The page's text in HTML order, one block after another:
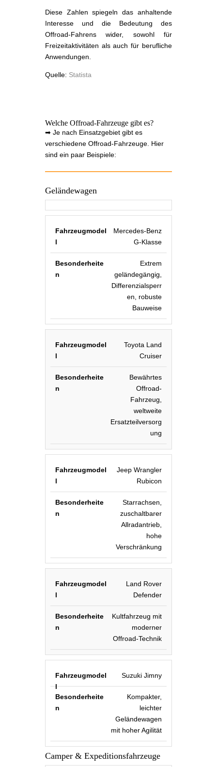
Diese Zahlen spiegeln das anhaltende
Interesse und die Bedeutung des
Offroad-Fahrens wider, sowohl für
Freizeitaktivitäten als auch für berufliche
Anwendungen.
Quelle: Statista
Welche Offroad-Fahrzeuge gibt es?
➡ Je nach Einsatzgebiet gibt es
verschiedene Offroad-Fahrzeuge. Hier
sind ein paar Beispiele:
Geländewagen
Mercedes-Benz
G-Klasse
Extrem
geländegängig,
Differenzialsperr
en, robuste
Bauweise
Toyota Land
Cruiser
Bewährtes
Offroad-
Fahrzeug,
weltweite
Ersatzteilversorg
ung
Jeep Wrangler
Rubicon
Starrachsen,
zuschaltbarer
Allradantrieb,
hohe
Verschränkung
Land Rover
Defender
Kultfahrzeug mit
moderner
Offroad-Technik
Suzuki Jimny
Kompakter,
leichter
Geländewagen
mit hoher Agilität
Camper & Expeditionsfahrzeuge